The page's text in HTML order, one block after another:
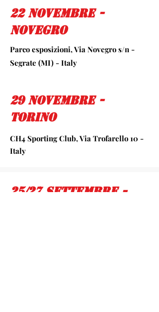
22 Novembre -
novegro
Parco esposizioni, Via Novegro s/n -
Segrate (MI) - Italy
29 Novembre -
Torino
CH4 Sporting Club, Via Trofarello 10 -
Italy
25/27 Settembre -